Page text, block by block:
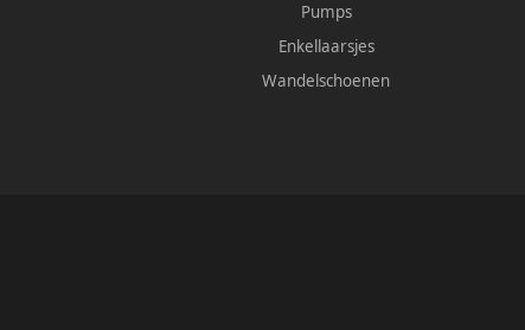
Pumps
Enkellaarsjes
Wandelschoenen